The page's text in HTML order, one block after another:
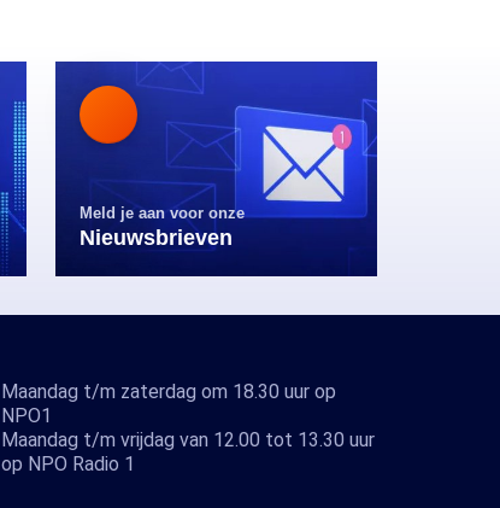
Meld je aan voor onze
Nieuwsbrieven
Maandag t/m zaterdag om 18.30 uur op
NPO1
Maandag t/m vrijdag van 12.00 tot 13.30 uur
op NPO Radio 1